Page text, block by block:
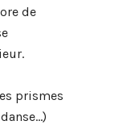
de
prismes